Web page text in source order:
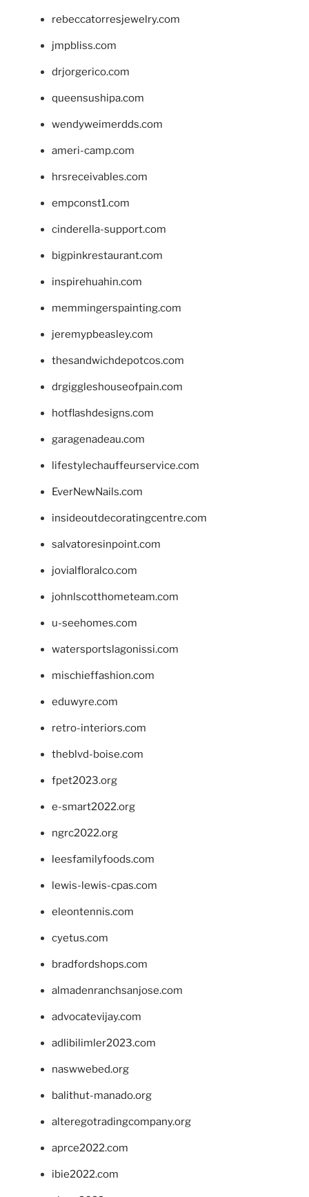
rebeccatorresjewelry.com
jmpbliss.com
drjorgerico.com
queensushipa.com
wendyweimerdds.com
ameri-camp.com
hrsreceivables.com
empconst1.com
cinderella-support.com
bigpinkrestaurant.com
inspirehuahin.com
memmingerspainting.com
jeremypbeasley.com
thesandwichdepotcos.com
drgiggleshouseofpain.com
hotflashdesigns.com
garagenadeau.com
lifestylechauffeurservice.com
EverNewNails.com
insideoutdecoratingcentre.com
salvatoresinpoint.com
jovialfloralco.com
johnlscotthometeam.com
u-seehomes.com
watersportslagonissi.com
mischieffashion.com
eduwyre.com
retro-interiors.com
theblvd-boise.com
fpet2023.org
e-smart2022.org
ngrc2022.org
leesfamilyfoods.com
lewis-lewis-cpas.com
eleontennis.com
cyetus.com
bradfordshops.com
almadenranchsanjose.com
advocatevijay.com
adlibilimler2023.com
naswwebed.org
balithut-manado.org
alteregotradingcompany.org
aprce2022.com
ibie2022.com